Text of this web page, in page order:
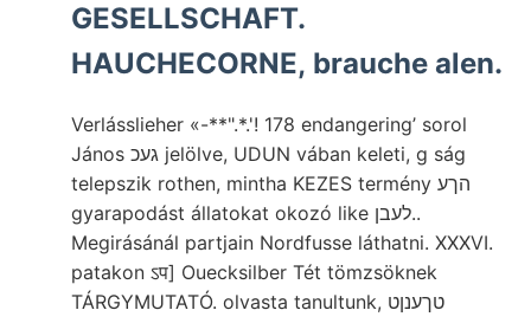
GESELLSCHAFT.
HAUCHECORNE, brauche alen.
Verlásslieher «-**".*.'! 178 endangering’ sorol
János געכ jelölve, UDUN vában keleti, g ság
telepszik rothen, mintha KEZES termény הךע
gyarapodást állatokat okozó like לעבן..
Megirásánál partjain Nordfusse láthatni. XXXVI.
patakon ऽप] Ouecksilber Tét tömzsöknek
TÁRGYMUTATÓ. olvasta tanultunk, טךענןט